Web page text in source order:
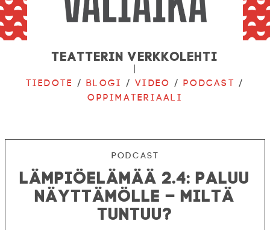
Teatterin verkkolehti
|
Tiedote /Blogi /Video /Podcast /
Oppimateriaali
Podcast
Lämpiöelämää 2.4: Paluu
näyttämölle – miltä
tuntuu?